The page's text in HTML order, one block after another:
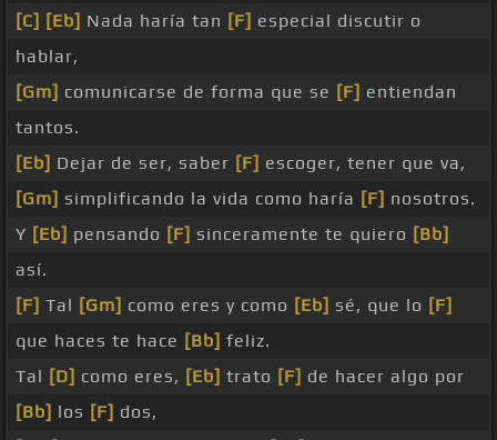
[C] [Eb] Nada haría tan [F] especial discutir o
hablar,
[Gm] comunicarse de forma que se [F] entiendan
tantos.
[Eb] Dejar de ser, saber [F] escoger, tener que va,
[Gm] simplificando la vida como haría [F] nosotros.
Y [Eb] pensando [F] sinceramente te quiero [Bb]
así.
[F] Tal [Gm] como eres y como [Eb] sé, que lo [F]
que haces te hace [Bb] feliz.
Tal [D] como eres, [Eb] trato [F] de hacer algo por
[Bb] los [F] dos,